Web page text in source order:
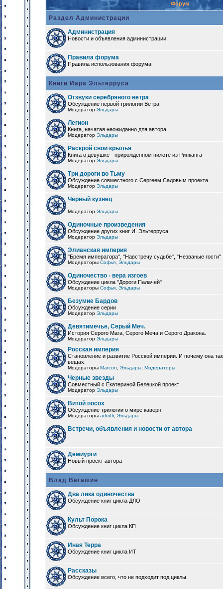
Форум
Раздел Администрации
Администрация
Новости и объявления администрации
Правила форума
Правила использования форума
Книги Иара Эльтерруса
Отзвуки серебряного ветра
Обсуждение первой трилогии Ветра
Модератор Эльдары
Легион
Книга, начатая неожиданно для автора
Модератор Эльдары
Раскрой свои крылья
Книга о девушке - прирождённом пилоте из Ринканга
Модератор Эльдары
Три дороги во Тьму
Обсуждение совместного с Сергеем Садовым проекта
Модератор Эльдары
Чёрный кузнец
Модератор Эльдары
Одиночные произведения
Обсуждение других книг И. Эльтерруса
Модератор Эльдары
Элианская империя
"Бремя императора", "Навстречу судьбе", "Незваные гости"
Модераторы Софья Эльдары
Одиночество - вера изгоев
Обсуждение цикла "Дороги Палачей"
Модераторы Софья Эльдары
Безумие Бардов
Обсуждение серии
Модератор Эльдары
Девятимечье, Серый Меч.
История Серого Мага, Серого Меча и Серого Дракона.
Модератор Эльдары
Росская империя
Становление и развитие Росской империи. И почему она
вещах.
Модераторы Marcon Эльдары Модераторы
Черные звезды
Совместный с Екатериной Белецкой проект
Модератор Эльдары
Витой посох
Обсуждение трилогии о мире каверн
Модераторы adm0r, Эльдары
Встречи, объявления и новости от автора
Демиурги
Новый проект автора
Влад Вегашин
Два лика одиночества
Обсуждение книг цикла ДЛО
Культ Порока
Обсуждение книг цикла КП
Иная Терра
Обсуждение книг цикла ИТ
Рассказы
Обсуждение всего, что не подходит под циклы